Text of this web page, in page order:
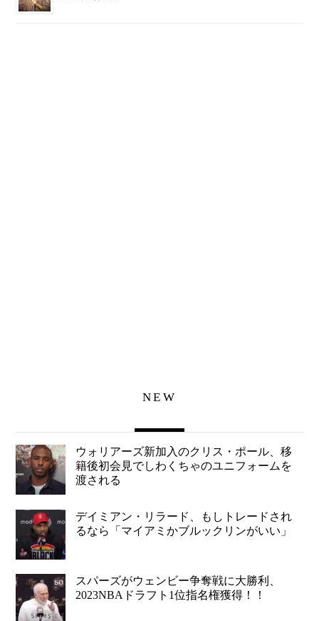
NEW
ウォリアーズ新加入のクリス・ポール、移
籍後初会見でしわくちゃのユニフォームを
渡される
デイミアン・リラード、もしトレードされ
るなら「マイアミかブルックリンがいい」
スパーズがウェンビー争奪戦に大勝利、
2023NBAドラフト1位指名権獲得！！